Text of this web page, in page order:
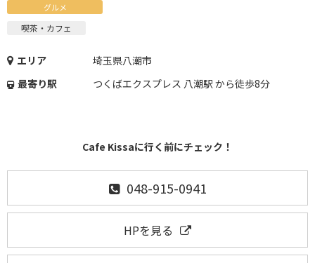
グルメ
喫茶・カフェ
エリア
埼玉県八潮市
最寄り駅
つくばエクスプレス 八潮駅 から徒歩8分
Cafe Kissaに行く前にチェック！
048-915-0941
HPを見る